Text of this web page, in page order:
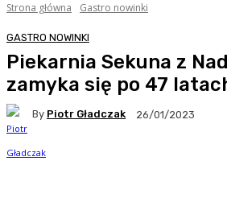
Strona główna Gastro nowinki
GASTRO NOWINKI
Piekarnia Sekuna z
zamyka się po 47
By Piotr Gładczak 26/01/2023